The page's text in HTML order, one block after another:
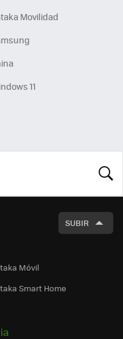
Movilidad
11
SUBIR
Móvil
Smart Home